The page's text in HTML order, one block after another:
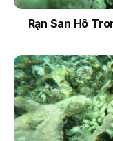
Rạn San Hô